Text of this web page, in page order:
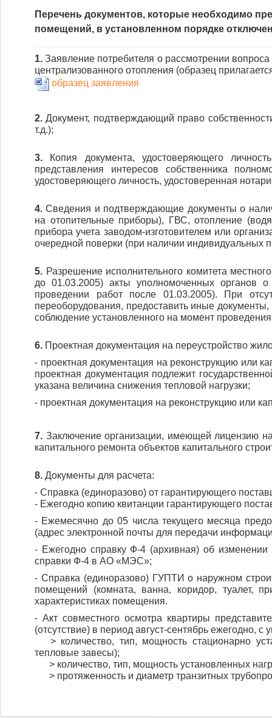
Перечень документов, которые необходимо
помещений, в установленном порядке
1. Заявление потребителя о рассмотрении
централизованного отопления (образец
образец заявления
2. Документ, подтверждающий право
т.д.);
3. Копия документа, удостоверяющего
представления интересов собственника
удостоверяющего личность, удостоверенная
4.Сведения и подтверждающие документы о
на отопительные приборы), ГВС, отопление
прибора учета заводом-изготовителем или
очередной поверки (при наличии индивидуальных
5. Разрешение исполнительного комитета
до 01.03.2005) акты уполномоченных органов
проведении работ после 01.03.2005). При
переоборудования, предоставить иные
соблюдение установленного на момент
6. Проектная документация на переустройство
- проектная документация на реконструкцию или
проектная документация подлежит
указана величина снижения тепловой нагрузки;
- проектная документация на реконструкцию или
7. Заключение организации, имеющей лицензию на
капитального ремонта объектов капитального
8. Документы для расчета:
- Справка (единоразово) от гарантирующего
- Ежегодно копию квитанции гарантирующего
- Ежемесячно до 05 числа текущего месяца
(адрес электронной почты для передачи
- Ежегодно справку Ф-4 (архивная) об
справки Ф-4 в АО «МЭС»;
- Справка (единоразово) ГУПТИ о наружном
помещений (комната, ванна, коридор, туалет,
характеристиках помещения.
- Акт совместного осмотра квартиры
(отсутствие) в период август-сентябрь ежегодно, с
> количество, тип, мощность стационарно
тепловые завесы);
> количество, тип, мощность установленных
> протяженность и диаметр транзитных